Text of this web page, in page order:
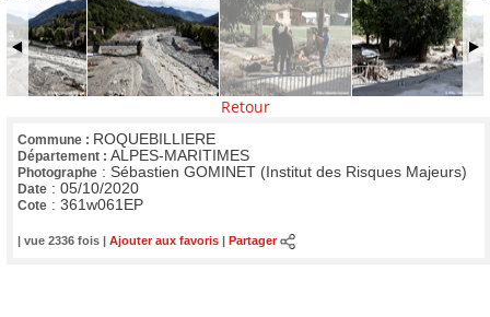
Retour
Commune : ROQUEBILLIERE
Département : ALPES-MARITIMES
Photographe : Sébastien GOMINET (Institut des Risques Majeurs)
Date : 05/10/2020
Cote : 361w061EP
| vue 2336 fois | Ajouter aux favoris Partager